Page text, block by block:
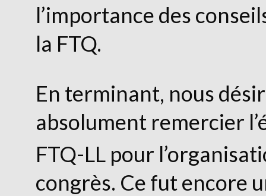
l’importance des
la FTQ.
En terminant, nous
absolument remercier
FTQ-LL pour
congrès. Ce fut encore